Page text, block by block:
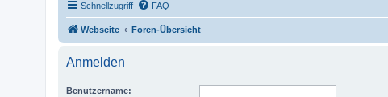
Schnellzugriff FAQ
Webseite Foren-Übersicht
Anmelden
Benutzername: